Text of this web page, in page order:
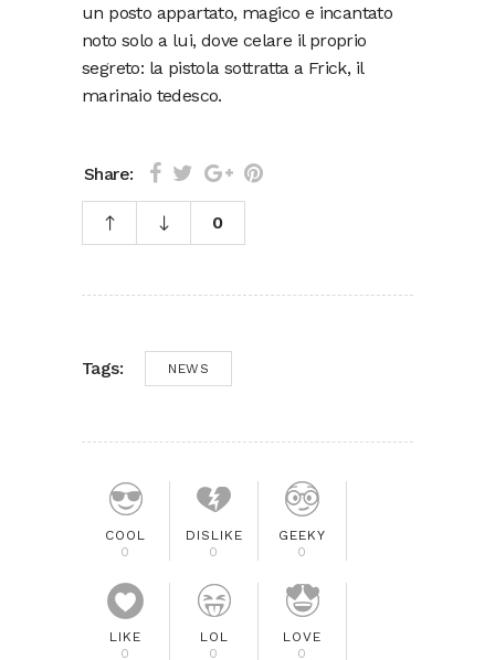
un posto appartato, magico e incantato
noto solo a lui, dove celare il proprio
segreto: la pistola sottratta a Frick, il
marinaio tedesco.
Share:
0
Tags: NEWS
COOL
0
DISLIKE
0
GEEKY
0
LIKE
0
LOL
0
LOVE
0